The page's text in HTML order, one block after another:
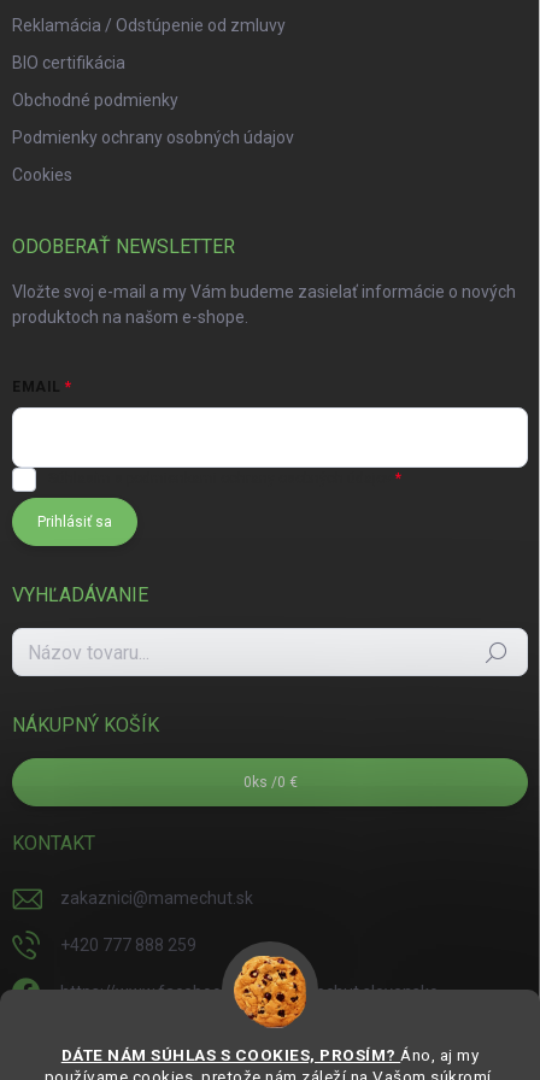
DÁTE NÁM SÚHLAS S COOKIES, PROSÍM? Áno, aj my
Reklamácia / Odstúpenie od zmluvy
BIO certifikácia
Obchodné podmienky
Podmienky ochrany osobných údajov
Cookies
ODOBERAŤ NEWSLETTER
Vložte svoj e-mail a my Vám budeme zasielať informácie o nových
produktoch na našom e-shope.
EMAIL
Prihlásiť sa
VYHĽADÁVANIE
Hľadať
NÁKUPNÝ KOŠÍK
0 ks /0 €
KONTAKT
zakaznici@mamechut.sk
+420 777 888 259
https://www.facebook.com/mamechut.slovensko